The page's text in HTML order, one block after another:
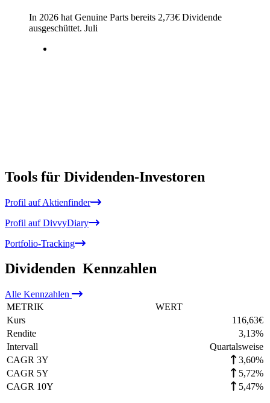
In 2026 hat Genuine Parts bereits 2,73€ Dividende
ausgeschüttet. Juli
Tools für Dividenden-Investoren
Profil auf Aktienfinder
Profil auf DivvyDiary
Portfolio-Tracking
Dividenden Kennzahlen
Alle Kennzahlen
METRIK
WERT
Kurs
116,63€
Rendite
3,13%
Intervall
Quartalsweise
CAGR 3Y
3,60%
CAGR 5Y
5,72%
CAGR 10Y
5,47%